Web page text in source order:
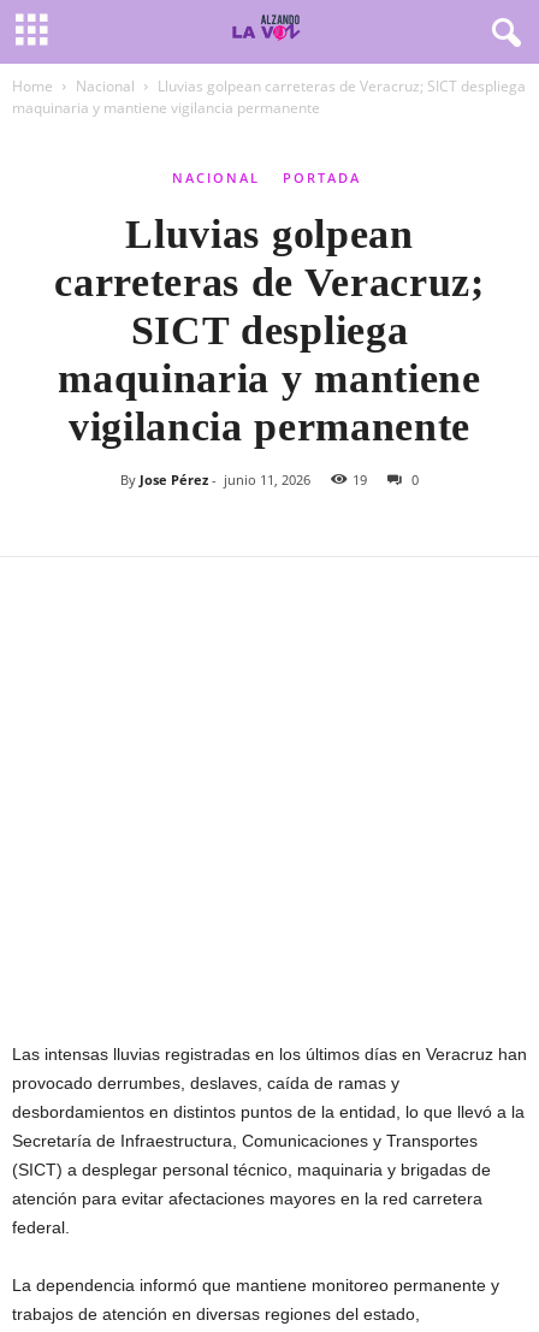
Home Nacional
Lluvias golpean carreteras de Veracruz; SICT despliega
maquinaria y mantiene vigilancia permanente
NACIONAL PORTADA
Lluvias golpean
carreteras de Veracruz;
SICT despliega
maquinaria y mantiene
vigilancia permanente
By Jose Pérez - junio 11, 2026 19 0
Las intensas lluvias registradas en los últimos días en Veracruz han
provocado derrumbes, deslaves, caída de ramas y
desbordamientos en distintos puntos de la entidad, lo que llevó a la
Secretaría de Infraestructura, Comunicaciones y Transportes
(SICT) a desplegar personal técnico, maquinaria y brigadas de
atención para evitar afectaciones mayores en la red carretera
federal.
La dependencia informó que mantiene monitoreo permanente y
trabajos de atención en diversas regiones del estado,